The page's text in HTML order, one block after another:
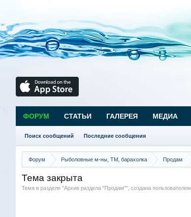
Форум Рыболовные м-ны, ТМ, барахолка Продам
Тема закрыта
Тема в разделе "Архив раздела "Продам"", создана пользователем
ФОРУМ
Поиск сообщений Последние сообщения
СТАТЬИ ГАЛЕРЕЯ МЕДИА